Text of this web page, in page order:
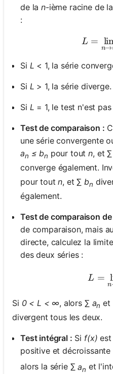
de lan-ième racine de
:
L =
n→
Si L < 1, la série
Si L > 1, la série diverge.
Si L = 1, le test n'est
Test de comparaison :
une série convergente
an ≤ bn pour toutn, et ∑
converge également.
pour toutn, et ∑bn
également.
Test de comparaison
de comparaison, mais
directe, calculez la
des deux séries :
L =
n
Si 0 < L < ∞, alors ∑ an et
divergent tous les deux.
Test intégral : Si f(x)
positive et
alors la série ∑an et